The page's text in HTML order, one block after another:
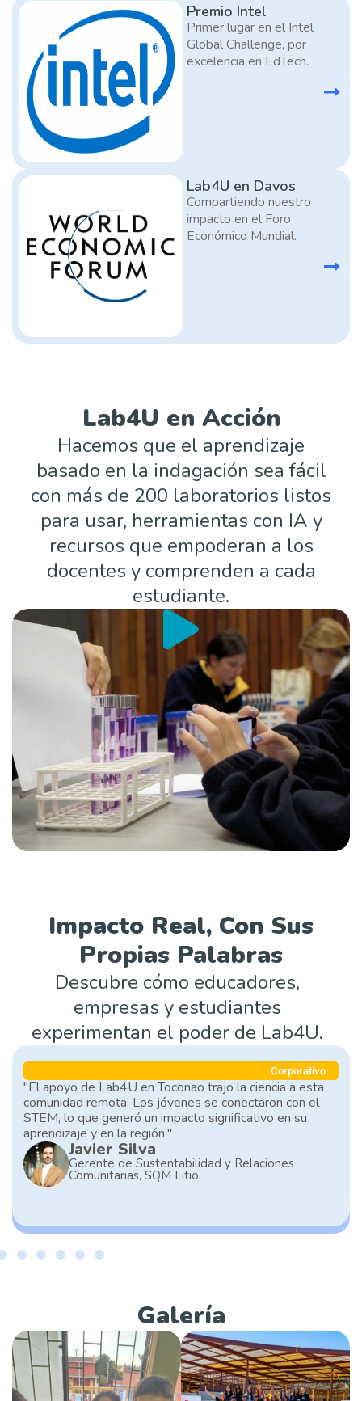
Premio Intel
Primer lugar en el Intel
Global Challenge, por
excelencia en EdTech.
Lab4U en Davos
Compartiendo nuestro
impacto en el Foro
Económico Mundial.
Lab4U en Acción
Hacemos que el aprendizaje
basado en la indagación sea fácil
con más de 200 laboratorios listos
para usar, herramientas con IA y
recursos que empoderan a los
docentes y comprenden a cada
estudiante.
Impacto Real, Con Sus
Propias Palabras
Descubre cómo educadores,
empresas y estudiantes
experimentan el poder de Lab4U.
Corporativo
"El apoyo de Lab4U en Toconao trajo la ciencia a esta
comunidad remota. Los jóvenes se conectaron con el
STEM, lo que generó un impacto significativo en su
aprendizaje y en la región."
Javier Silva
Gerente de Sustentabilidad y Relaciones
Comunitarias, SQM Litio
Galería